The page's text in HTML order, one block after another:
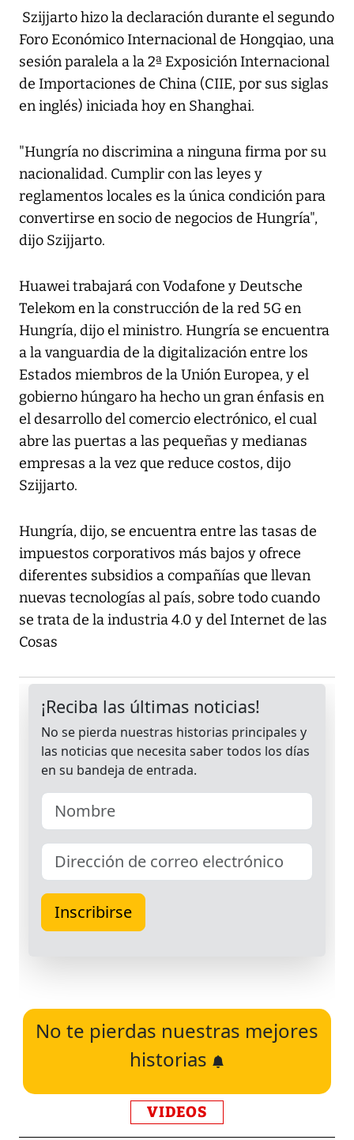
Szijjarto hizo la declaración durante el segundo
Foro Económico Internacional de Hongqiao, una
sesión paralela a la 2ª Exposición Internacional
de Importaciones de China (CIIE, por sus siglas
en inglés) iniciada hoy en Shanghai.
"Hungría no discrimina a ninguna firma por su
nacionalidad. Cumplir con las leyes y
reglamentos locales es la única condición para
convertirse en socio de negocios de Hungría",
dijo Szijjarto.
Huawei trabajará con Vodafone y Deutsche
Telekom en la construcción de la red 5G en
Hungría, dijo el ministro. Hungría se encuentra
a la vanguardia de la digitalización entre los
Estados miembros de la Unión Europea, y el
gobierno húngaro ha hecho un gran énfasis en
el desarrollo del comercio electrónico, el cual
abre las puertas a las pequeñas y medianas
empresas a la vez que reduce costos, dijo
Szijjarto.
Hungría, dijo, se encuentra entre las tasas de
impuestos corporativos más bajos y ofrece
diferentes subsidios a compañías que llevan
nuevas tecnologías al país, sobre todo cuando
se trata de la industria 4.0 y del Internet de las
Cosas
No te pierdas nuestras mejores
historias
VIDEOS